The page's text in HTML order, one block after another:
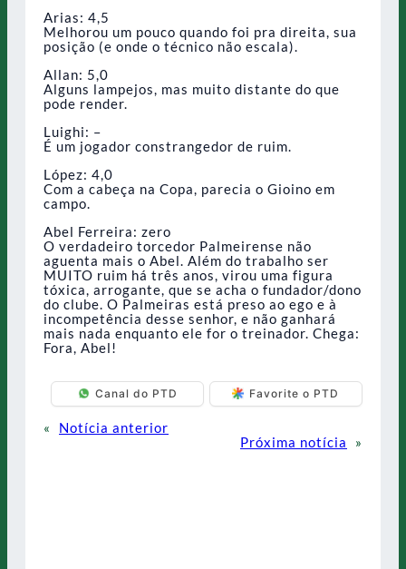
Arias: 4,5
Melhorou um pouco quando foi pra direita, sua
posição (e onde o técnico não escala).
Allan: 5,0
Alguns lampejos, mas muito distante do que
pode render.
Luighi: –
É um jogador constrangedor de ruim.
López: 4,0
Com a cabeça na Copa, parecia o Gioino em
campo.
Abel Ferreira: zero
O verdadeiro torcedor Palmeirense não
aguenta mais o Abel. Além do trabalho ser
MUITO ruim há três anos, virou uma figura
tóxica, arrogante, que se acha o fundador/dono
do clube. O Palmeiras está preso ao ego e à
incompetência desse senhor, e não ganhará
mais nada enquanto ele for o treinador. Chega:
Fora, Abel!
Canal do PTD Favorite o PTD
«
Notícia anterior
Próxima notícia
»